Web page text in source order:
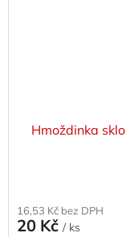
Hmoždinka
16,53 Kč bez DPH
20 Kč / ks